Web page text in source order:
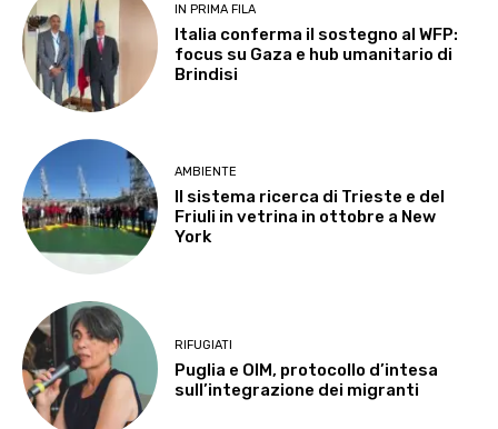
IN PRIMA FILA
Italia conferma il sostegno al WFP:
focus su Gaza e hub umanitario di
Brindisi
AMBIENTE
Il sistema ricerca di Trieste e del
Friuli in vetrina in ottobre a New
York
RIFUGIATI
Puglia e OIM, protocollo d’intesa
sull’integrazione dei migranti